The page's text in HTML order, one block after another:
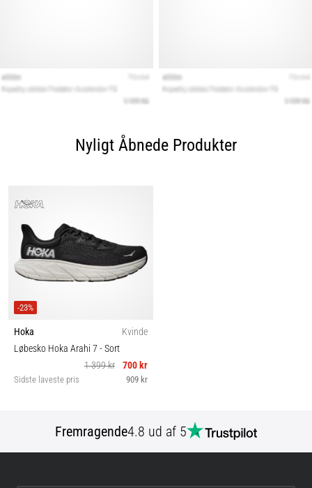
Nyligt Åbnede Produkter
-23%
Hoka
Kvinde
Løbesko Hoka Arahi 7 - Sort
1 399 kr
700 kr
Sidste laveste pris 909 kr
Fremragende4.8 ud af 5